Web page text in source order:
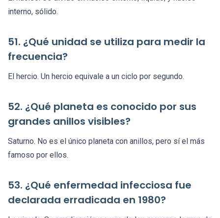
interno, sólido.
51. ¿Qué unidad se utiliza para medir la
frecuencia?
El hercio. Un hercio equivale a un ciclo por segundo.
52. ¿Qué planeta es conocido por sus
grandes anillos visibles?
Saturno. No es el único planeta con anillos, pero sí el más
famoso por ellos.
53. ¿Qué enfermedad infecciosa fue
declarada erradicada en 1980?